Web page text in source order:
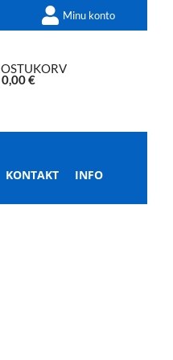
Minu konto
OSTUKORV
0,00€
KONTAKT INFO